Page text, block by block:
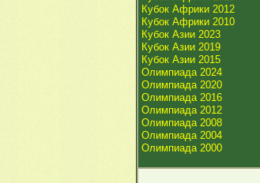
Кубок Африки 2012
Кубок Африки 2010
Кубок Азии 2023
Кубок Азии 2019
Кубок Азии 2015
Олимпиада 2024
Олимпиада 2020
Олимпиада 2016
Олимпиада 2012
Олимпиада 2008
Олимпиада 2004
Олимпиада 2000